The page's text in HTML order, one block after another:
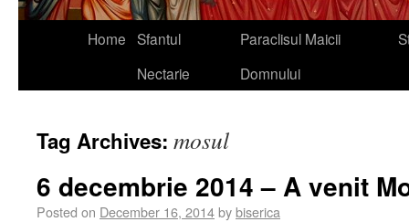
Home Sfantul
Nectarie
Paraclisul Maicii
Domnului
Tag Archives: mosul
6 decembrie 2014 – A venit
Posted on December 16, 2014bybiserica